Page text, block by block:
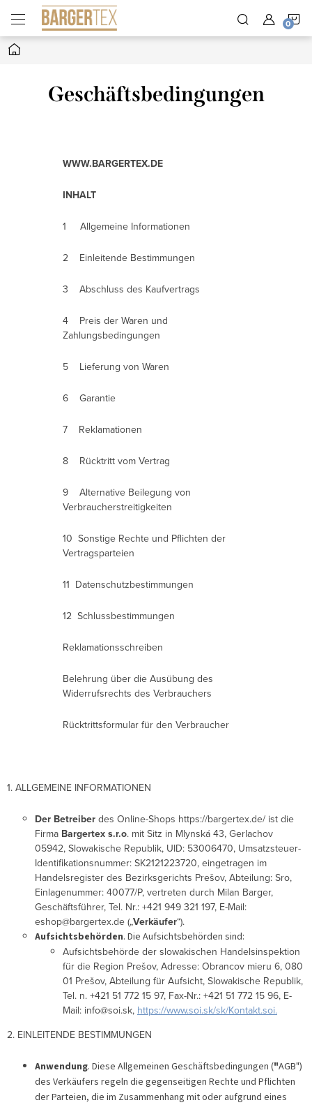
Inhalt
springen
Startseite
Geschäftsbedingungen
WWW.BARGERTEX.DE
INHALT
1 Allgemeine Informationen
2 Einleitende Bestimmungen
3 Abschluss des Kaufvertrags
4 Preis der Waren und
Zahlungsbedingungen
5 Lieferung von Waren
6 Garantie
7 Reklamationen
8 Rücktritt vom Vertrag
9 Alternative Beilegung von
Verbraucherstreitigkeiten
10 Sonstige Rechte und Pflichten der
Vertragsparteien
11 Datenschutzbestimmungen
12 Schlussbestimmungen
Reklamationsschreiben
Belehrung über die Ausübung des
Widerrufsrechts des Verbrauchers
Rücktrittsformular für den Verbraucher
1. ALLGEMEINE INFORMATIONEN
Der Betreiber des Online-Shops https://bargertex.de/ ist die
Firma Bargertex s.r.o. mit Sitz in Mlynská 43, Gerlachov
05942, Slowakische Republik, UID: 53006470, Umsatzsteuer-
Identifikationsnummer: SK2121223720, eingetragen im
Handelsregister des Bezirksgerichts Prešov, Abteilung: Sro,
Einlagenummer: 40077/P, vertreten durch Milan Barger,
Geschäftsführer, Tel. Nr.: +421 949 321 197, E-Mail:
eshop@bargertex.de („Verkäufer“).
Aufsichtsbehörden. Die Aufsichtsbehörden sind:
Aufsichtsbehörde der slowakischen Handelsinspektion
für die Region Prešov, Adresse: Obrancov mieru 6, 080
01 Prešov, Abteilung für Aufsicht, Slowakische Republik,
Tel. n. +421 51 772 15 97, Fax-Nr.: +421 51 772 15 96, E-
Mail: info@soi.sk, https://www.soi.sk/sk/Kontakt.soi.
2. EINLEITENDE BESTIMMUNGEN
Anwendung. Diese Allgemeinen Geschäftsbedingungen ("AGB")
des Verkäufers regeln die gegenseitigen Rechte und Pflichten
der Parteien, die im Zusammenhang mit oder aufgrund eines